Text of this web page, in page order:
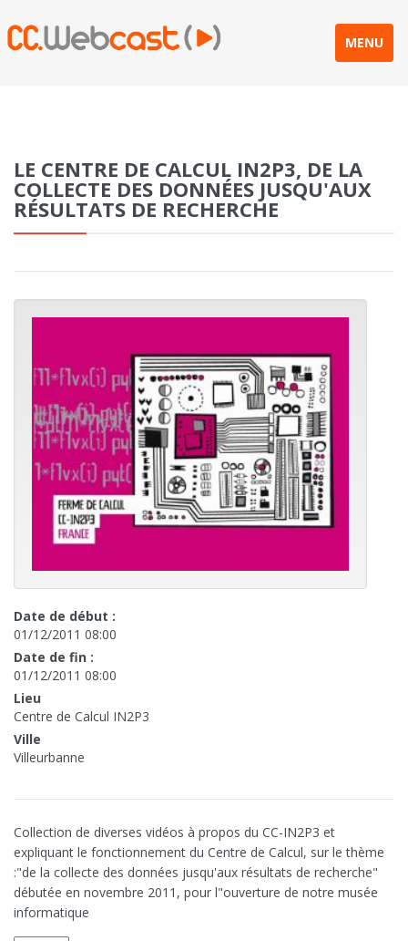
MENU
LE CENTRE DE CALCUL IN2P3, DE LA
COLLECTE DES DONNÉES JUSQU'AUX
RÉSULTATS DE RECHERCHE
Date de début :
01/12/2011 08:00
Date de fin :
01/12/2011 08:00
Lieu
Centre de Calcul IN2P3
Ville
Villeurbanne
Collection de diverses vidéos à propos du CC-IN2P3 et
expliquant le fonctionnement du Centre de Calcul, sur le thème
:"de la collecte des données jusqu'aux résultats de recherche"
débutée en novembre 2011, pour l"ouverture de notre musée
informatique